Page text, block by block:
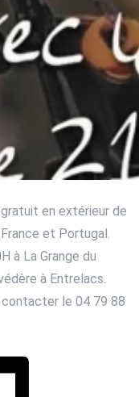
en extérieur de
et Portugal.
à La Grange du
à Entrelacs.
contacter le 04 79 88